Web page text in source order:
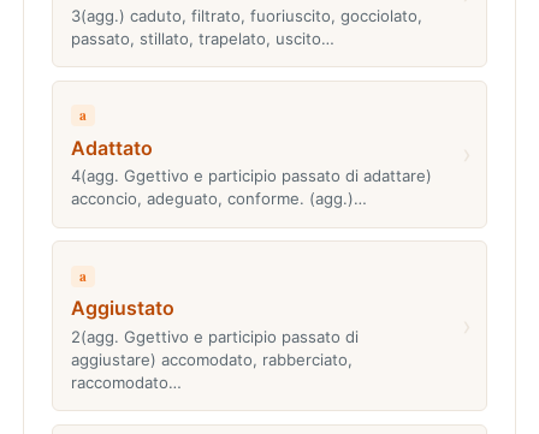
3(agg.) caduto, filtrato, fuoriuscito, gocciolato,
passato, stillato, trapelato, uscito…
a
Adattato
4(agg. Ggettivo e participio passato di adattare)
acconcio, adeguato, conforme. (agg.)…
a
Aggiustato
2(agg. Ggettivo e participio passato di
aggiustare) accomodato, rabberciato,
raccomodato…